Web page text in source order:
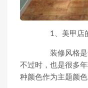
1、美甲店的
装修风格是
不过时，也是很多
种颜色作为主题颜